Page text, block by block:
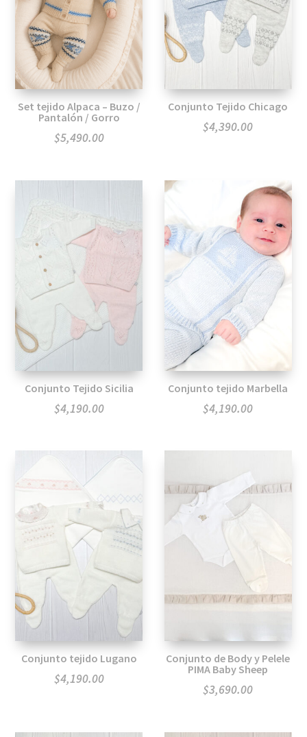
Set tejido Alpaca – Buzo /
Pantalón / Gorro
$5,490.00
Conjunto Tejido Chicago
$4,390.00
Conjunto Tejido Sicilia
$4,190.00
Conjunto tejido Marbella
$4,190.00
Conjunto tejido Lugano
$4,190.00
Conjunto de Body y Pelele
PIMA Baby Sheep
$3,690.00